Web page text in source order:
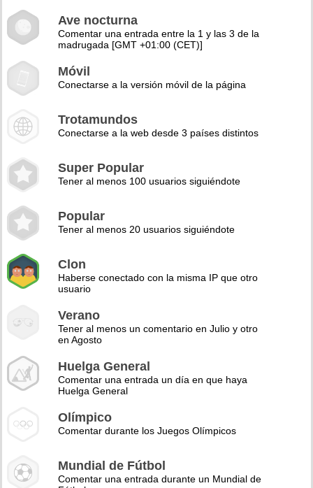
Ave nocturna
Comentar una entrada entre la 1 y las 3 de la
madrugada [GMT +01:00 (CET)]
Móvil
Conectarse a la versión móvil de la página
Trotamundos
Conectarse a la web desde 3 países distintos
Super Popular
Tener al menos 100 usuarios siguiéndote
Popular
Tener al menos 20 usuarios siguiéndote
Clon
Haberse conectado con la misma IP que otro
usuario
Verano
Tener al menos un comentario en Julio y otro
en Agosto
Huelga General
Comentar una entrada un día en que haya
Huelga General
Olímpico
Comentar durante los Juegos Olímpicos
Mundial de Fútbol
Comentar una entrada durante un Mundial de